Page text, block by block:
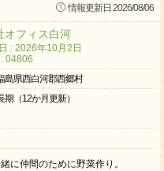
情報更新日 2026/08/06
オフィス白河
: 2026年10月2日
04806
島県西白河郡西郷村
期（12か月更新）
に仲間のために野菜作り。